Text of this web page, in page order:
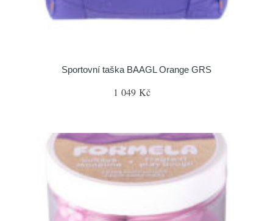
Sportovní taška BAAGL Orange GRS
1 049 Kč